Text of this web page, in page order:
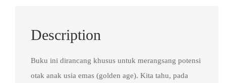
Description
Buku ini dirancang khusus untuk merangsang potensi
otak anak usia emas (golden age). Kita tahu, pada